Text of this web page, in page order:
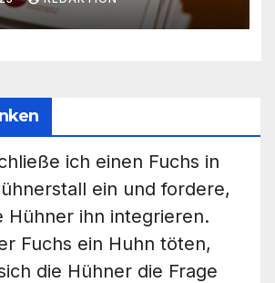
der
Bayerns
ich einen Fuchs in
ein und fordere,
Hühner ihn integrieren.
Fuchs ein Huhn töten,
die Hühner die Frage